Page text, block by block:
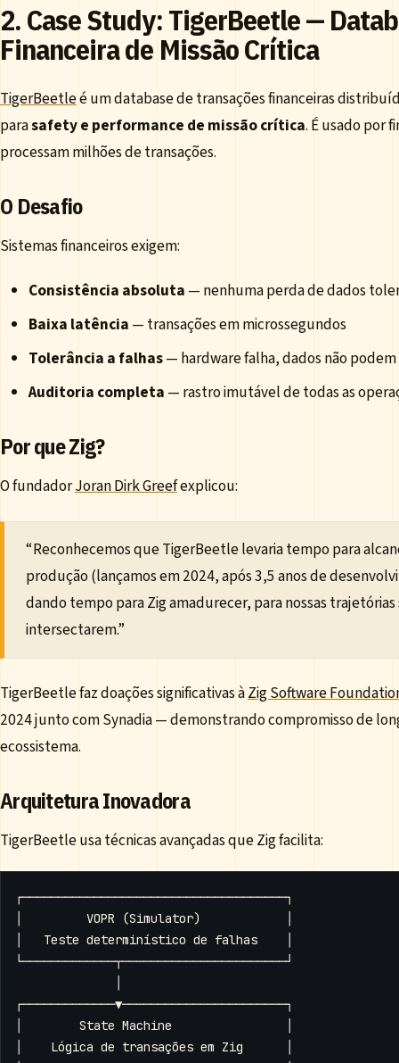
2. Case Study: TigerBeetle —
Financeira de Missão Crítica
TigerBeetleé um database de transações financeiras
parasafety e performance de missão crítica. É usado por
processam milhões de transações.
O Desafio
Sistemas financeiros exigem:
Consistência absoluta — nenhuma perda de dados
Baixa latência — transações em microssegundos
Tolerância a falhas— hardware falha, dados não podem
Auditoria completa — rastro imutável de todas as
Por que Zig?
O fundadorJoran Dirk Greefexplicou:
“Reconhecemos que TigerBeetle levaria tempo para
produção (lançamos em 2024, após 3,5 anos de
dando tempo para Zig amadurecer, para nossas trajetórias
intersectarem.”
TigerBeetle faz doações significativas àZig Software
2024 junto com Synadia — demonstrando compromisso de
ecossistema.
Arquitetura Inovadora
TigerBeetle usa técnicas avançadas que Zig facilita: